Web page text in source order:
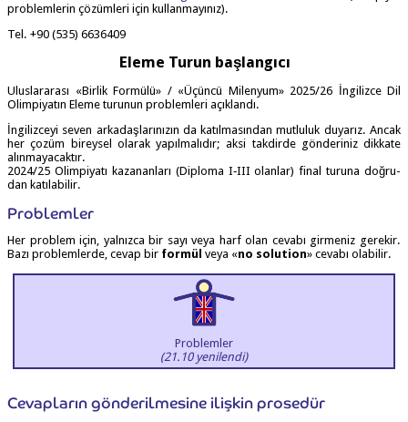
prob­lem­le­rin çözüm­le­ri için kullanmayınız).
Tel. +90 (535) 6636409
Ele­me Turun başlangıcı
Ulus­la­ra­ra­sı «Bir­lik For­mü­lü» / «Üçün­cü Milen­yum» 2025/26 İng­il­izce Dil
Olim­pi­ya­tın Ele­me turu­nun prob­lem­le­ri açıklandı.
İng­il­izc­eyi seven arka­daş­la­rı­nı­zın da katıl­ma­sın­dan mut­lu­luk duya­rız. Ancak
her çozüm birey­sel ola­rak yapıl­ma­lı­dır; aksi tak­dir­de gön­de­ri­niz dik­ka­te
alınmayacaktır.
2024/25 Olim­pi­ya­tı kaza­nan­la­rı (Dip­lo­ma I‑III olan­lar) final turu­na doğ­ru­
dan katılabilir.
Prob­lem­ler
Her prob­lem için, yal­nız­ca bir sayı veya harf olan ceva­bı gir­me­niz gere­kir.
Bazı prob­lem­ler­de, cevap bir for­mül veya «no solu­ti­on» ceva­bı olabilir.
Problemler
(21.10 yeni­len­di)
Cevap­la­rın gön­de­ril­me­si­ne iliş­kin prosedür